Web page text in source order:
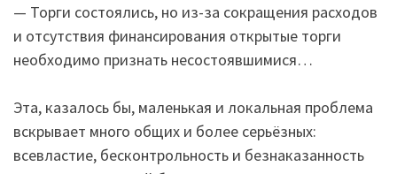
— Торги состоялись, но из-за сокращения расходов
и отсутствия финансирования открытые торги
необходимо признать несостоявшимися…
Эта, казалось бы, маленькая и локальная проблема
вскрывает много общих и более серьёзных:
всевластие, бесконтрольность и безнаказанность